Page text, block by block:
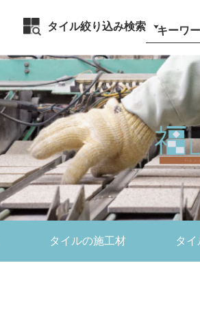
タイル絞り込み検索
タイルの施工材 タ